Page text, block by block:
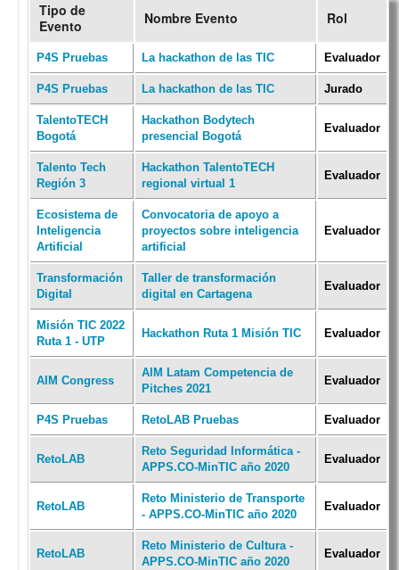
Tipo de
Evento
Nombre Evento Rol
P4S Pruebas La hackathon de las TIC Evaluador
P4S Pruebas La hackathon de las TIC Jurado
TalentoTECH
Bogotá
Hackathon Bodytech
presencial Bogotá
Evaluador
Talento Tech
Región 3
Hackathon TalentoTECH
regional virtual 1
Evaluador
Ecosistema de
Inteligencia
Artificial
Convocatoria de apoyo a
proyectos sobre inteligencia
artificial
Evaluador
Transformación
Digital
Taller de transformación
digital en Cartagena
Evaluador
Misión TIC 2022
Ruta 1 - UTP
Hackathon Ruta 1 Misión TIC Evaluador
AIM Congress
AIM Latam Competencia de
Pitches 2021
Evaluador
P4S Pruebas RetoLAB Pruebas Evaluador
RetoLAB
Reto Seguridad Informática -
APPS.CO-MinTIC año 2020
Evaluador
RetoLAB
Reto Ministerio de Transporte
- APPS.CO-MinTIC año 2020
Evaluador
RetoLAB
Reto Ministerio de Cultura -
APPS.CO-MinTIC año 2020
Evaluador